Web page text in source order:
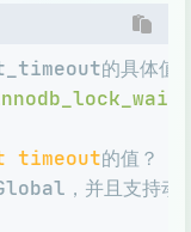
的具体值
timeout的值？
，并且支持动